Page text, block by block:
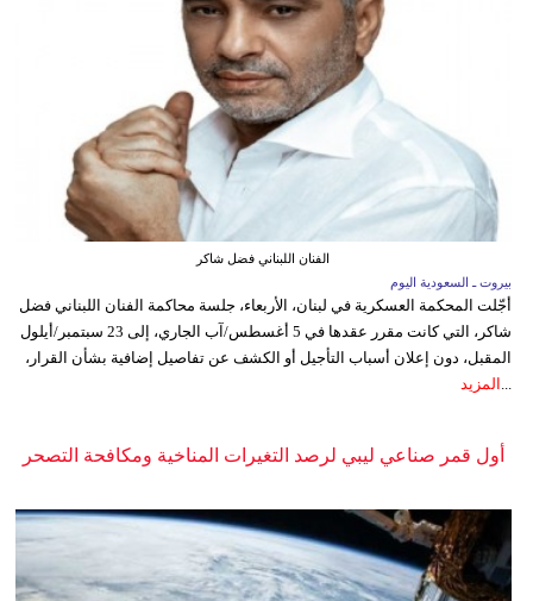
الفنان اللبناني فضل شاكر
بيروت ـ السعودية اليوم
أجّلت المحكمة العسكرية في لبنان، الأربعاء، جلسة محاكمة الفنان اللبناني فضل
شاكر، التي كانت مقرر عقدها في 5 أغسطس/آب الجاري، إلى 23 سبتمبر/أيلول
المقبل، دون إعلان أسباب التأجيل أو الكشف عن تفاصيل إضافية بشأن القرار،
... المزيد
أول قمر صناعي ليبي لرصد التغيرات المناخية ومكافحة التصحر